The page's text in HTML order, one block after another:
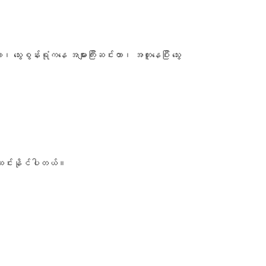
းစွန်းရုံကနေ အများကြီးဆင်းတာ၊ အတူနေပြီး သွေး
ဆင်းနိုင်ပါတယ်။